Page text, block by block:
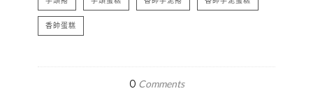
香帥蛋糕
0 Comments